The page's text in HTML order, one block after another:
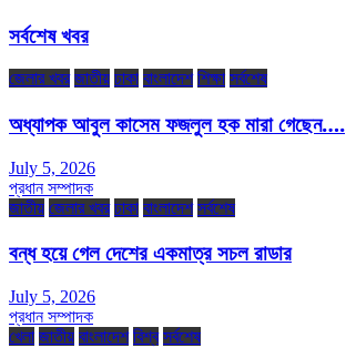
সর্বশেষ খবর
জেলার খবর জাতীয় ঢাকা বাংলাদেশ শিক্ষা সর্বশেষ
অধ্যাপক আবুল কাসেম ফজলুল হক মারা গেছেন….
July 5, 2026
প্রধান সম্পাদক
জাতীয় জেলার খবর ঢাকা বাংলাদেশ সর্বশেষ
বন্ধ হয়ে গেল দেশের একমাত্র সচল রাডার
July 5, 2026
প্রধান সম্পাদক
খেলা জাতীয় বাংলাদেশ বিশ্ব সর্বশেষ